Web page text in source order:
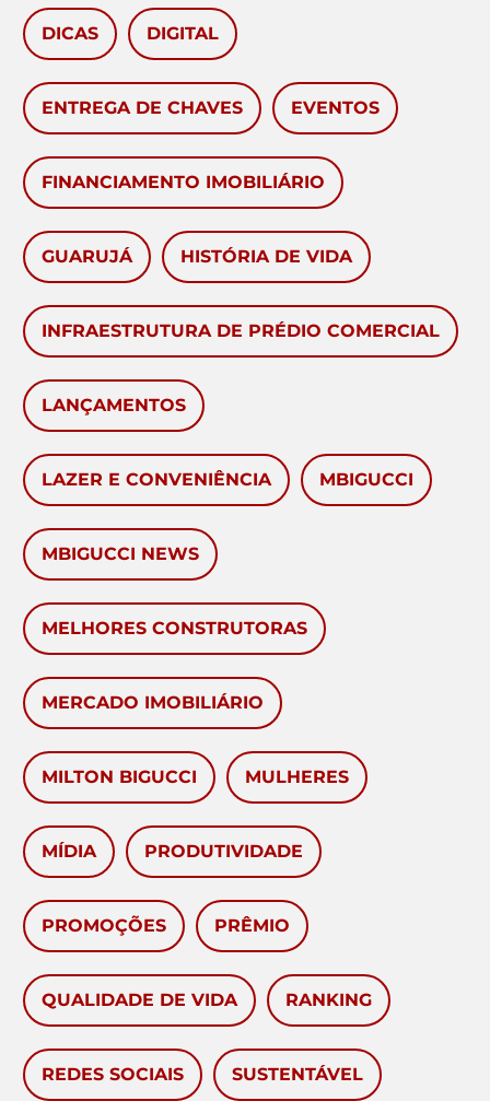
DICAS DIGITAL
ENTREGA DE CHAVES EVENTOS
FINANCIAMENTO IMOBILIÁRIO
GUARUJÁ HISTÓRIA DE VIDA
INFRAESTRUTURA DE PRÉDIO COMERCIAL
LANÇAMENTOS
LAZER E CONVENIÊNCIA MBIGUCCI
MBIGUCCI NEWS
MELHORES CONSTRUTORAS
MERCADO IMOBILIÁRIO
MILTON BIGUCCI MULHERES
MÍDIA PRODUTIVIDADE
PROMOÇÕES PRÊMIO
QUALIDADE DE VIDA RANKING
REDES SOCIAIS SUSTENTÁVEL